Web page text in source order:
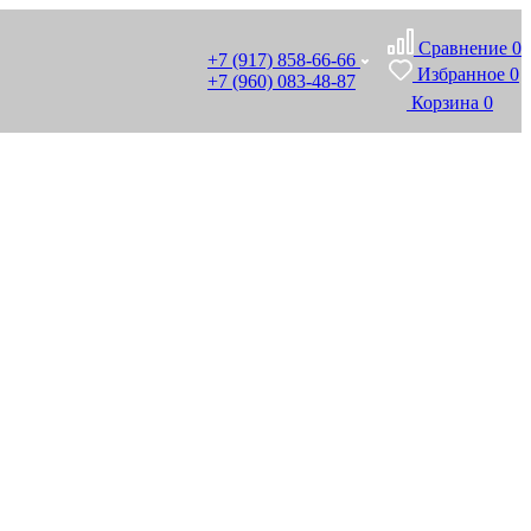
+7 (917) 858-66-66
+7 (960) 083-48-87
Сравнение 0
Избранное 0
Корзина 0